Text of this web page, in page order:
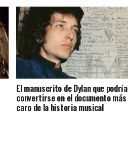
El manuscrito de Dylan que podría
convertirse en el documento más
caro de la historia musical